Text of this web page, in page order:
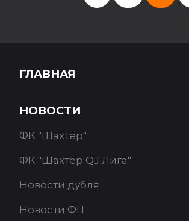
ГЛАВНАЯ
НОВОСТИ
ФК "Шахтёр"
ФК "Шахтёр QJ Лига"
Новости дубля
Новости ФЦ